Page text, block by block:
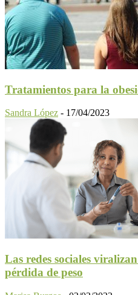
Tratamientos para la
Sandra López - 17/04/2023
Las redes sociales
pérdida de peso